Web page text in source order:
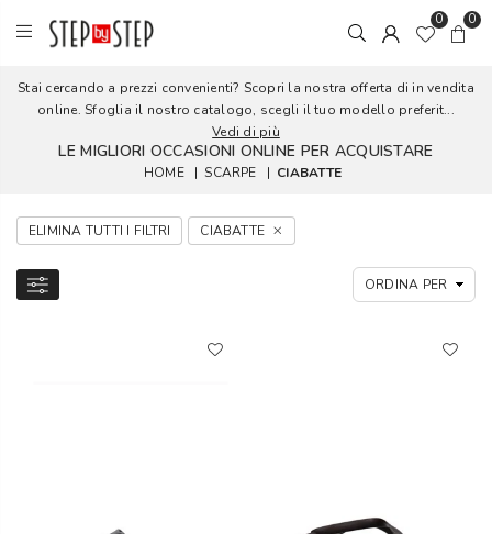
0 0
Stai cercando a prezzi convenienti? Scopri la nostra offerta di in vendita
online. Sfoglia il nostro catalogo, scegli il tuo modello preferit...
Vedi di più
LE MIGLIORI OCCASIONI ONLINE PER ACQUISTARE
HOME | SCARPE | CIABATTE
ELIMINA TUTTI I FILTRI CIABATTE